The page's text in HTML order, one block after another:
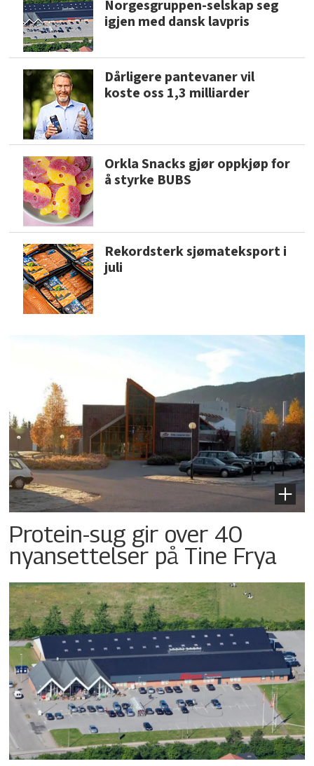
Norgesgruppen-selskap seg
igjen med dansk lavpris
Dårligere pantevaner vil
koste oss 1,3 milliarder
Orkla Snacks gjør oppkjøp for
å styrke BUBS
Rekordsterk sjømateksport i
juli
Protein-sug gir over 40
nyansettelser på Tine Frya